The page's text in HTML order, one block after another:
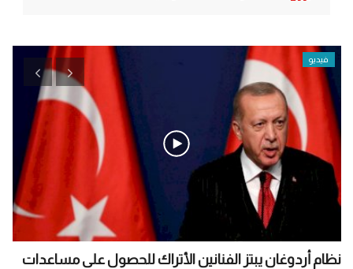
فيديو
نظام أردوغان يبتز الفنانين الأتراك للحصول على مساعدات